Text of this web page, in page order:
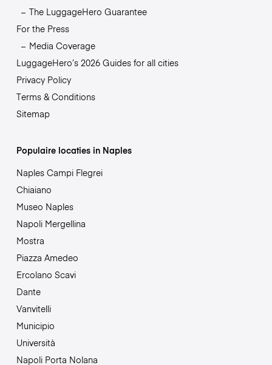
The LuggageHero Guarantee
For the Press
Media Coverage
LuggageHero’s 2026 Guides for all cities
Privacy Policy
Terms & Conditions
Sitemap
Populaire locaties in Naples
Naples Campi Flegrei
Chiaiano
Museo Naples
Napoli Mergellina
Mostra
Piazza Amedeo
Ercolano Scavi
Dante
Vanvitelli
Municipio
Università
Napoli Porta Nolana